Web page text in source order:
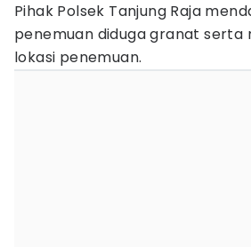
Pihak Polsek Tanjung Raja
penemuan diduga granat serta
lokasi penemuan.